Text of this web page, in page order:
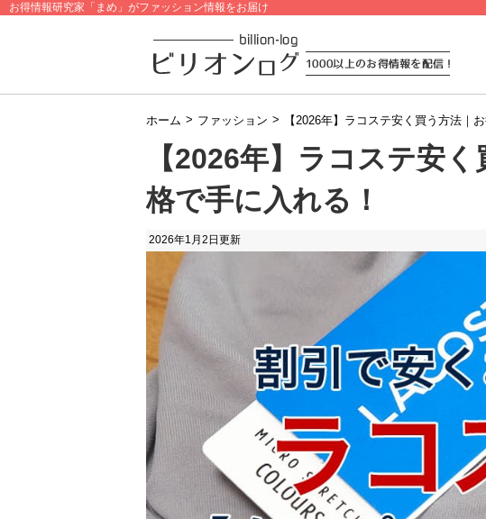
お得情報研究家「まめ」がファッション情報をお届け
ホーム > ファッション > 【2026年】ラコステ安く買う方法｜
【2026年】ラコステ安
格で手に入れる！
2026年1月2日 更新